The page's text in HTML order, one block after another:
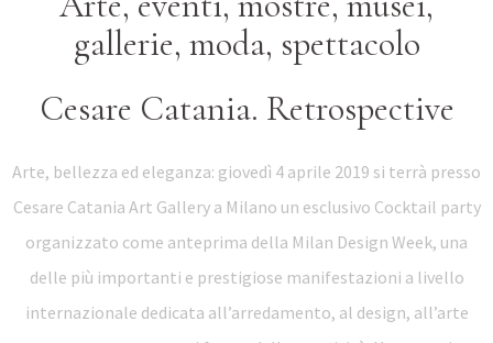
gallerie, moda, spettacolo
Cesare Catania. Retrospective
Arte, bellezza ed eleganza: giovedì 4 aprile 2019 si terrà presso
Cesare Catania Art Gallery a Milano un esclusivo Cocktail party
organizzato come anteprima della Milan Design Week, una
delle più importanti e prestigiose manifestazioni a livello
internazionale dedicata all’arredamento, al design, all’arte